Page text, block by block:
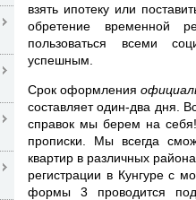
взять ипотеку или
обретение временной
пользоваться всеми
успешным.
Срок оформления
составляет один-два дня.
справок мы берем на
прописки. Мы всегда
квартир в различных
регистрации в Кунгуре с
формы 3 проводится